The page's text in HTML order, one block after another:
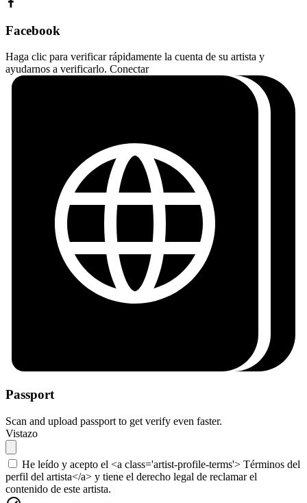
Facebook
Haga clic para verificar rápidamente la cuenta de su artista y
ayudarnos a verificarlo. Conectar
Passport
Scan and upload passport to get verify even faster.
Vistazo
He leído y acepto el <a class='artist-profile-terms'> Términos del
perfil del artista</a> y tiene el derecho legal de reclamar el
contenido de este artista.